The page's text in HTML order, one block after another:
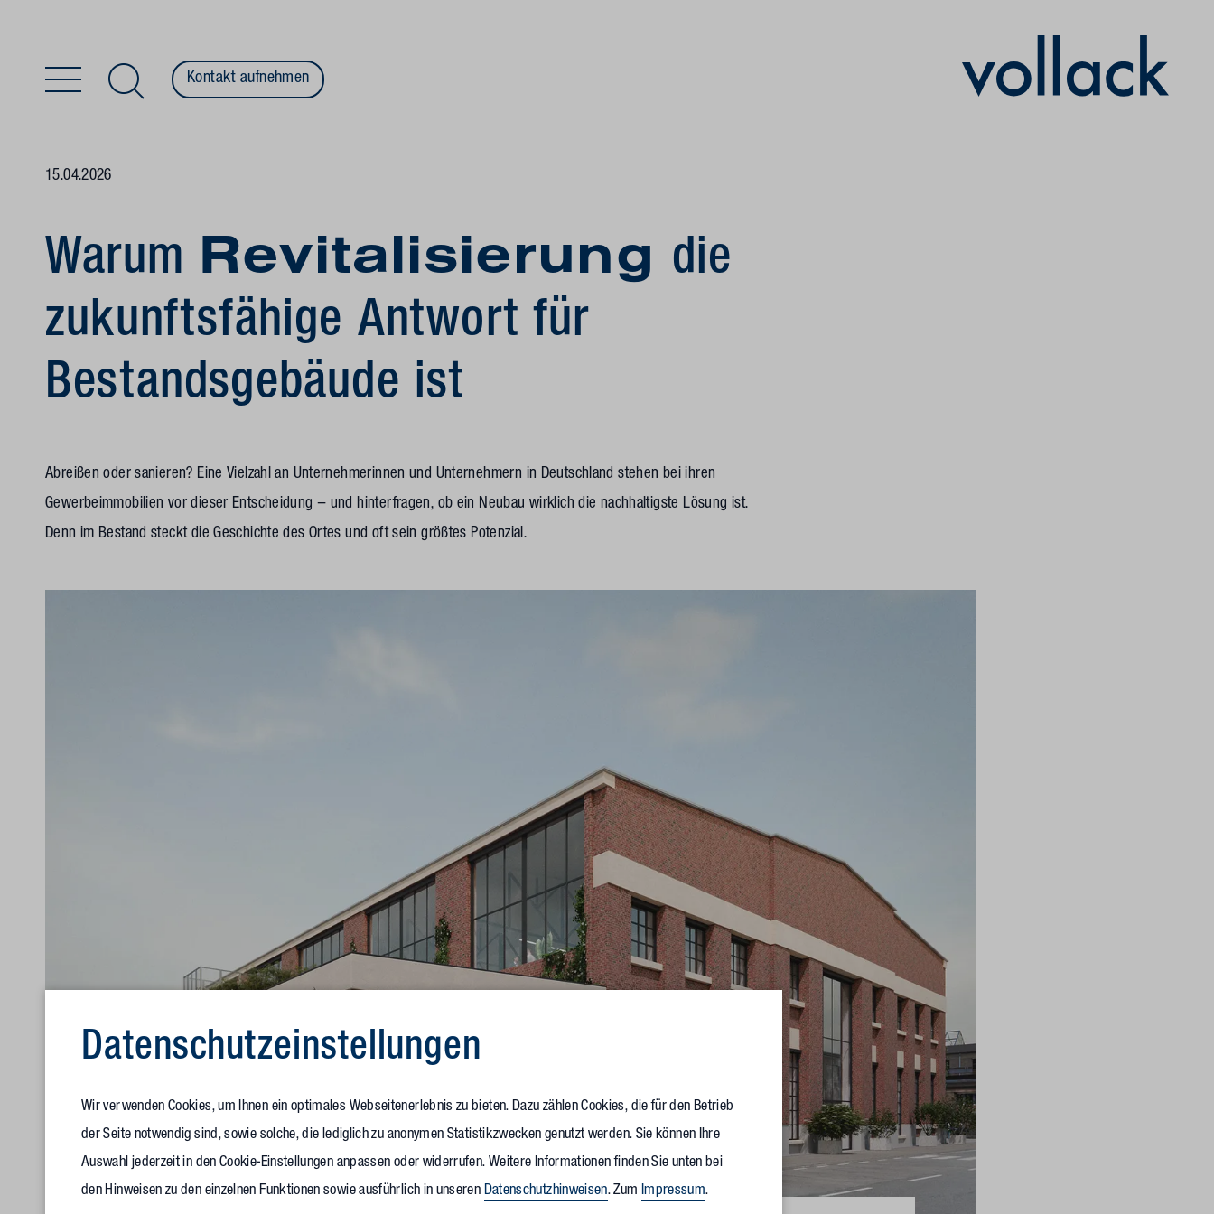
Kontakt aufnehmen
15.04.2026
Warum Revitalisierung die
zukunftsfähige Antwort für
Bestandsgebäude ist
Abreißen oder sanieren? Eine Vielzahl an Unternehmerinnen und Unternehmern in Deutschland stehen bei ihren
Gewerbeimmobilien vor dieser Entscheidung – und hinterfragen, ob ein Neubau wirklich die nachhaltigste Lösung ist.
Denn im Bestand steckt die Geschichte des Ortes und oft sein größtes Potenzial.
Datenschutz­einstellungen
Wir verwenden Cookies, um Ihnen ein optimales Webseitenerlebnis zu bieten. Dazu zählen Cookies, die für den Betrieb
der Seite notwendig sind, sowie solche, die lediglich zu anonymen Statistikzwecken genutzt werden. Sie können Ihre
Auswahl jederzeit in den Cookie-Einstellungen anpassen oder widerrufen. Weitere Informationen finden Sie unten bei
den Hinweisen zu den einzelnen Funktionen sowie ausführlich in unseren Datenschutzhinweisen. Zum Impressum.